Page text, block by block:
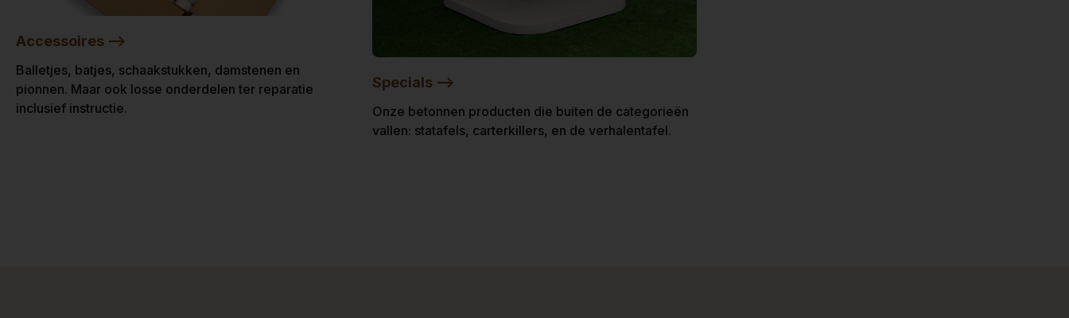
Accessoires -->
Balletjes, batjes, schaakstukken, damstenen en
pionnen. Maar ook losse onderdelen ter reparatie
inclusief instructie.
Specials -->
Onze betonnen producten die buiten de categorieën
vallen: statafels, carterkillers, en de verhalentafel.